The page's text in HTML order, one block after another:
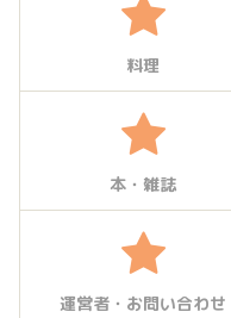
料理
本・雑誌
運営者・お問い合わせ